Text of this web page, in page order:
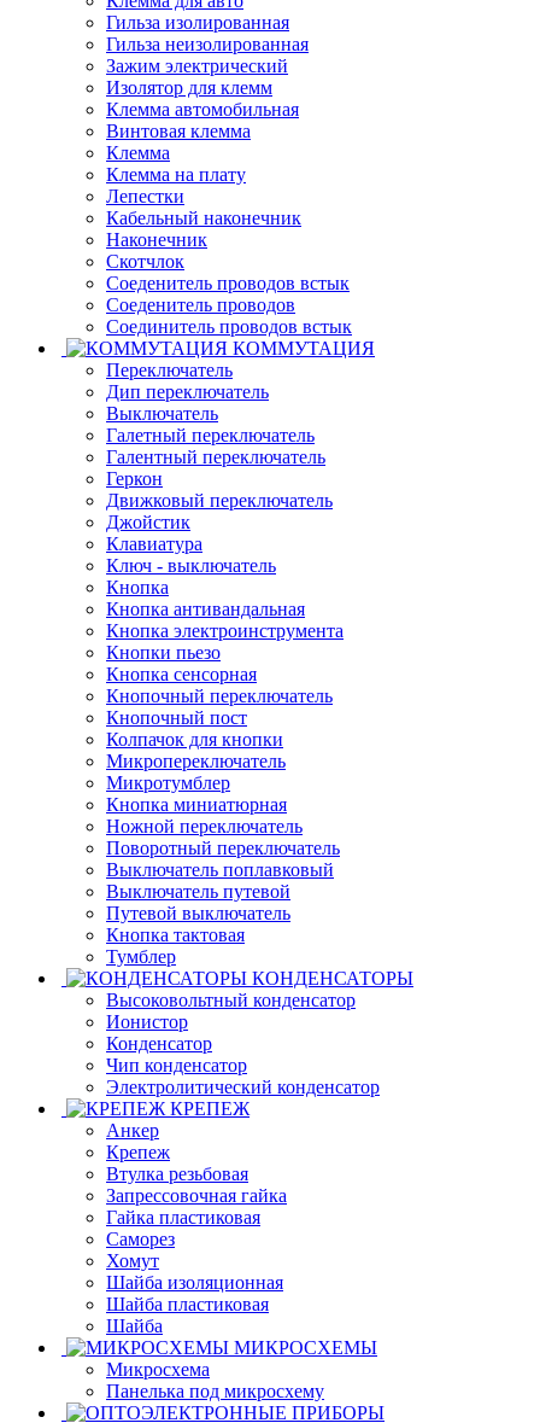
Гильза изолированная
Гильза неизолированная
Зажим электрический
Изолятор для клемм
Клемма автомобильная
Винтовая клемма
Клемма
Клемма на плату
Лепестки
Кабельный наконечник
Наконечник
Скотчлок
Соеденитель проводов встык
Соеденитель проводов
Соединитель проводов встык
КОММУТАЦИЯ
Переключатель
Дип переключатель
Выключатель
Галетный переключатель
Галентный переключатель
Геркон
Движковый переключатель
Джойстик
Клавиатура
Ключ - выключатель
Кнопка
Кнопка антивандальная
Кнопка электроинструмента
Кнопки пьезо
Кнопка сенсорная
Кнопочный переключатель
Кнопочный пост
Колпачок для кнопки
Микропереключатель
Микротумблер
Кнопка миниатюрная
Ножной переключатель
Поворотный переключатель
Выключатель поплавковый
Выключатель путевой
Путевой выключатель
Кнопка тактовая
Тумблер
КОНДЕНСАТОРЫ
Высоковольтный конденсатор
Ионистор
Конденсатор
Чип конденсатор
Электролитический конденсатор
КРЕПЕЖ
Анкер
Крепеж
Втулка резьбовая
Запрессовочная гайка
Гайка пластиковая
Саморез
Хомут
Шайба изоляционная
Шайба пластиковая
Шайба
МИКРОСХЕМЫ
Микросхема
Панелька под микросхему